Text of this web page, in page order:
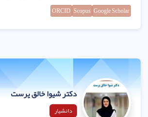
Google Scholar
Scopus
ORCID
دکتر شیوا خالق پرست
دانشیار